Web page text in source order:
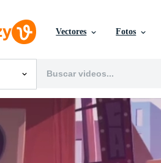
Vectores Fotos